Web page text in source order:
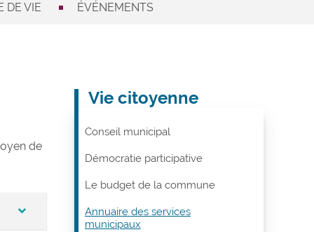
DE VIE ÉVÉNEMENTS
de
Vie citoyenne
Conseil municipal
Démocratie participative
Le budget de la commune
Annuaire des services
municipaux